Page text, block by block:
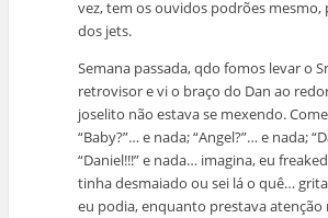
vez, tem os ouvidos podrões mesmo,
dos jets.
Semana passada, qdo fomos levar o
retrovisor e vi o braço do Dan ao
joselito não estava se mexendo.
“Baby?”… e nada; “Angel?”… e nada;
“Daniel!!!” e nada… imagina, eu
tinha desmaiado ou sei lá o quê…
eu podia, enquanto prestava atenção